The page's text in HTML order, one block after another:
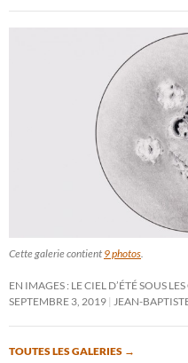
Cette galerie contient 9 photos
EN IMAGES : LE CIEL D’ÉTÉ SOUS
SEPTEMBRE 3, 2019
JEAN-
TOUTES LES GALERIES →